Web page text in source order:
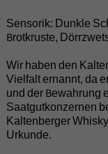
Sensorik: Dunkle
Brotkruste,
Wir haben den
Vielfalt ernannt, da
und der Bewahrung
Saatgutkonzernen
Kaltenberger
Urkunde.